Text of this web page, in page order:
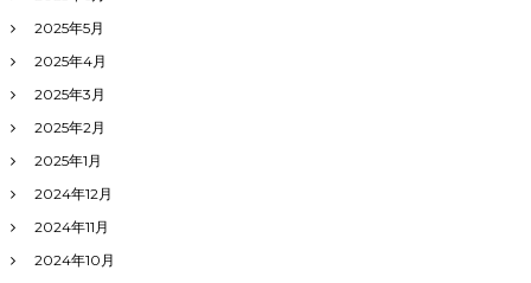
2025年5月
2025年4月
2025年3月
2025年2月
2025年1月
2024年12月
2024年11月
2024年10月